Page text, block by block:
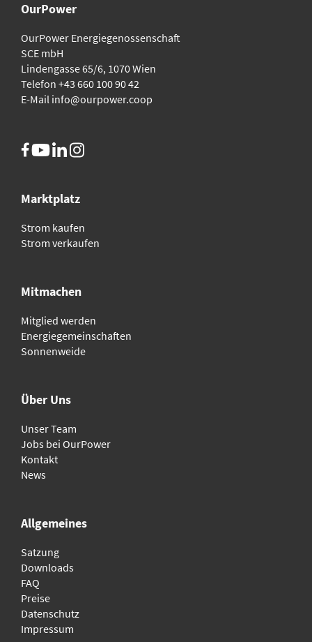
OurPower
OurPower Energie­genossenschaft
SCE mbH
Lindengasse 65/6, 1070 Wien
Telefon +43 660 100 90 42
E-Mail info@ourpower.coop
Marktplatz
Strom kaufen
Strom verkaufen
Mitmachen
Mitglied werden
Energiegemeinschaften
Sonnenweide
Über Uns
Unser Team
Jobs bei OurPower
Kontakt
News
Allgemeines
Satzung
Downloads
FAQ
Preise
Datenschutz
Impressum